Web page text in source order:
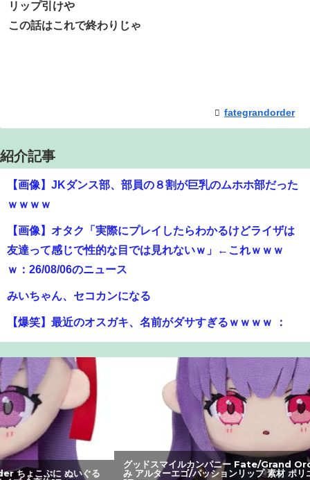
リップ引けや
この話はこれで終わりじゃ
fategrandorder
紹介記事
【画像】JKダンス部、部員の８割が巨乳のムホホ部だった
ｗｗｗｗ
【画像】オタク「実際にプレイしたらわかるけどライザは
友達って感じで性的な目では見れないｗ」←これｗｗｗ
ｗ：26/08/06のニュース
みいちゃん、セコカンになる
【爆笑】最近のオスガキ、名前がダサすぎるｗｗｗｗ ：
26/08/05のニュース
【悲報】男が嫌いな男の特徴がこちらｗｗｗｗｗｗｗｗｗ
ｗ
【画像】美人すぎる女医、ガチで見つかる。めちゃくちゃ
いいべｗｗｗｗ ：26/08/04のニュース
女性「レイプされました」検事「嘘では？」女性「傷つい
グッドスマイルカンパニー Fate/Grand Order ちょこぷに ぬいぐる
み アルターエゴ/パッションリップ 素材 ポリエステル サイズ 全高約